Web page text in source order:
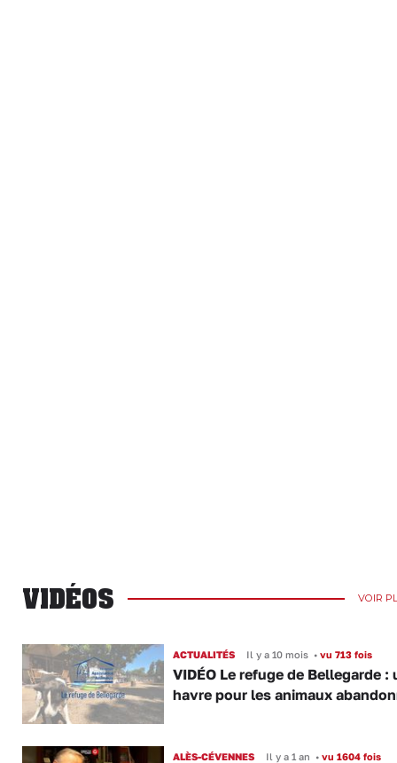
VIDÉOS VOIR
ACTUALITÉS Il y a 10 mois •vu 713 fois
VIDÉO Le refuge de Bellegarde :
havre pour les animaux
ALÈS-CÉVENNES Il y a 1 an •vu 1604 fois